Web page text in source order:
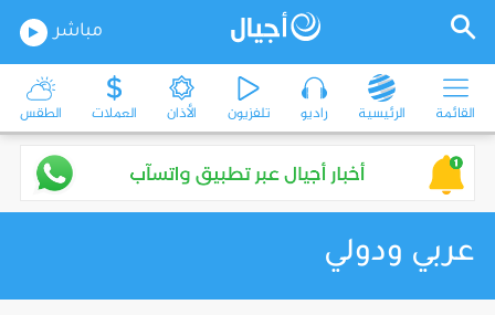
مباشر
القائمة الرئيسية راديو تلفزيون الأذان العملات الطقس
عربي ودولي